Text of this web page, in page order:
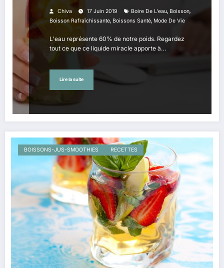
Chiva 17 Juin 2019 Boire De L'eau, Boisson,
Boisson Rafraîchissante, Boissons Santé, Mode De Vie
L'eau représente 60% de notre poids. Regardez
tout ce que ce liquide miracle apporte à…
Lire la suite
BOISSONS-JUS-SMOOTHIES RECETTES